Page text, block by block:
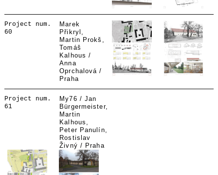
Project num.
60
Marek
Přikryl,
Martin Prokš,
Tomáš
Kalhous /
Anna
Oprchalová /
Praha
Project num.
61
My76 / Jan
Bürgermeister,
Martin
Kalhous,
Peter Panulín,
Rostislav
Živný / Praha